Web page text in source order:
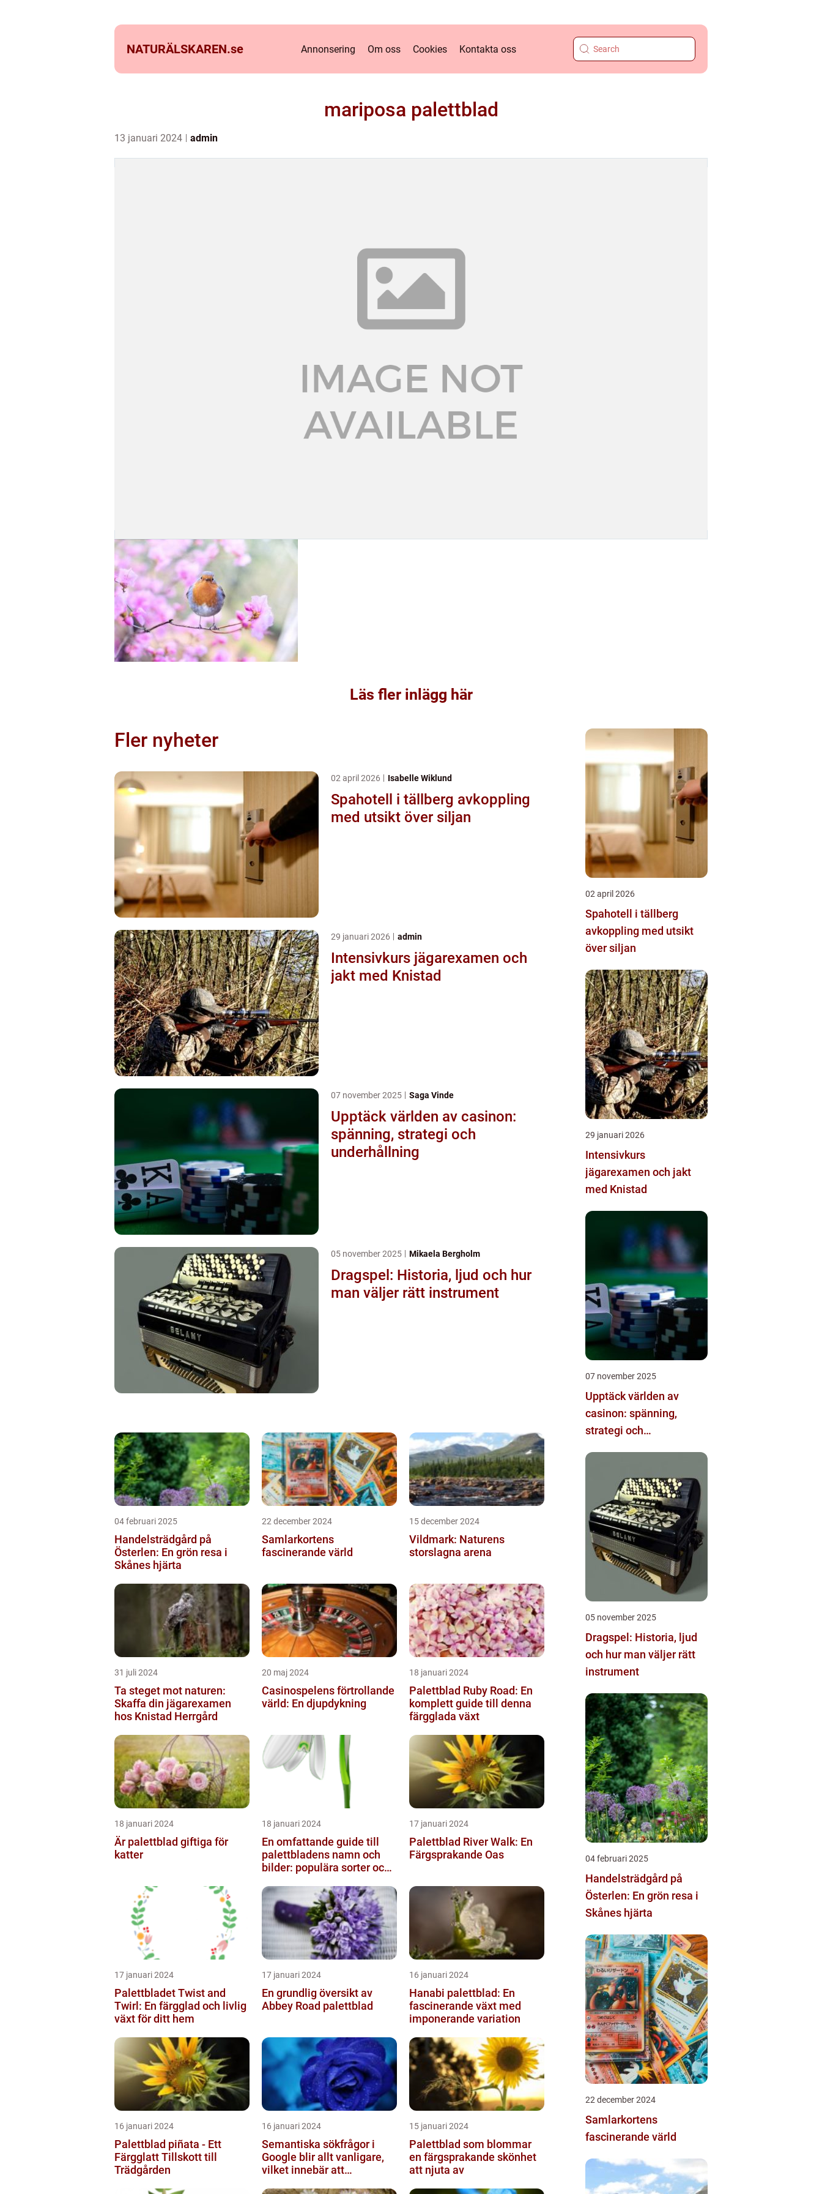
NATURÄLSKAREN.se Annonsering Om oss Cookies Kontakta oss
mariposa palettblad
13 januari 2024 admin
Läs fler inlägg här
Fler nyheter
02 april 2026 Isabelle Wiklund
Spahotell i tällberg avkoppling
med utsikt över siljan
29 januari 2026 admin
Intensivkurs jägarexamen och
jakt med Knistad
07 november 2025 Saga Vinde
Upptäck världen av casinon:
spänning, strategi och
underhållning
05 november 2025 Mikaela Bergholm
Dragspel: Historia, ljud och hur
man väljer rätt instrument
04 februari 2025
Handelsträdgård på
Österlen: En grön resa i
Skånes hjärta
22 december 2024
Samlarkortens
fascinerande värld
15 december 2024
Vildmark: Naturens
storslagna arena
31 juli 2024
Ta steget mot naturen:
Skaffa din jägarexamen
hos Knistad Herrgård
20 maj 2024
Casinospelens förtrollande
värld: En djupdykning
18 januari 2024
Palettblad Ruby Road: En
komplett guide till denna
färgglada växt
18 januari 2024
Är palettblad giftiga för
katter
18 januari 2024
En omfattande guide till
palettbladens namn och
bilder: populära sorter och
17 januari 2024
Palettblad River Walk: En
Färgsprakande Oas
17 januari 2024
Palettbladet Twist and
Twirl: En färgglad och livlig
växt för ditt hem
17 januari 2024
En grundlig översikt av
Abbey Road palettblad
16 januari 2024
Hanabi palettblad: En
fascinerande växt med
imponerande variation
16 januari 2024
Palettblad piñata - Ett
Färgglatt Tillskott till
Trädgården
16 januari 2024
Semantiska sökfrågor i
Google blir allt vanligare,
vilket innebär att
15 januari 2024
Palettblad som blommar
en färgsprakande skönhet
att njuta av
02 april 2026
Spahotell i tällberg
avkoppling med utsikt
över siljan
29 januari 2026
Intensivkurs
jägarexamen och jakt
med Knistad
07 november 2025
Upptäck världen av
casinon: spänning,
strategi och
05 november 2025
Dragspel: Historia, ljud
och hur man väljer rätt
instrument
04 februari 2025
Handelsträdgård på
Österlen: En grön resa i
Skånes hjärta
22 december 2024
Samlarkortens
fascinerande värld